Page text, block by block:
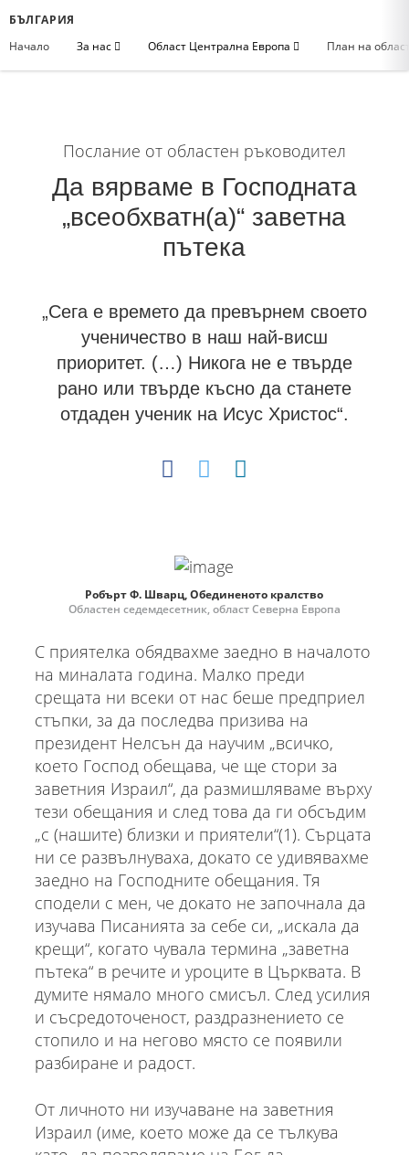
БЪЛГАРИЯ
Начало
За нас Област Централна Европа План на
Послание от областен ръководител
Да вярваме в Господната
„всеобхватн(а)“ заветна
пътека
„Сега е времето да превърнем своето
ученичество в наш най-висш
приоритет. (…) Никога не е твърде
рано или твърде късно да станете
отдаден ученик на Исус Христос“.
Робърт Ф. Шварц, Обединеното кралство
Областен седемдесетник, област Северна Европа
С приятелка обядвахме заедно в началото
на миналата година. Малко преди
срещата ни всеки от нас беше предприел
стъпки, за да последва призива на
президент Нелсън да научим „всичко,
което Господ обещава, че ще стори за
заветния Израил“, да размишляваме върху
тези обещания и след това да ги обсъдим
„с (нашите) близки и приятели“(1). Сърцата
ни се развълнуваха, докато се удивявахме
заедно на Господните обещания. Тя
сподели с мен, че докато не започнала да
изучава Писанията за себе си, „искала да
крещи“, когато чувала термина „заветна
пътека“ в речите и уроците в Църквата. В
думите нямало много смисъл. След усилия
и съсредоточеност, раздразнението се
стопило и на негово място се появили
разбиране и радост.
От личното ни изучаване на заветния
Израил (име, което може да се тълкува